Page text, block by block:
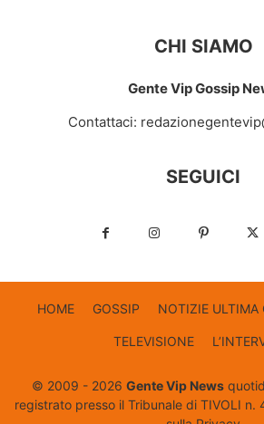
CHI SIAMO
Gente Vip Gossip
Contattaci:
SEGUICI
HOME GOSSIP NOTIZIE ULTIMA
TELEVISIONE
© 2009 - 2026 Gente Vip News
registrato presso il Tribunale di TIVOLI n.